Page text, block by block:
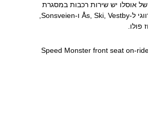
אוסלו יש שירות רכבות במסגרת
שירות הרכבות הנורווגי ל-Ås, Ski, Vestby ו-Sonsveien,
פולו.